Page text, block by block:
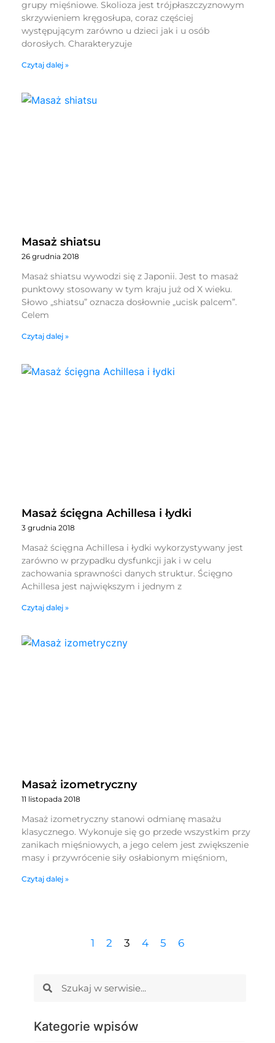
grupy mięśniowe. Skolioza jest trójpłaszczyznowym
skrzywieniem kręgosłupa, coraz częściej
występującym zarówno u dzieci jak i u osób
dorosłych. Charakteryzuje
Czytaj dalej »
Masaż shiatsu
26 grudnia 2018
Masaż shiatsu wywodzi się z Japonii. Jest to masaż
punktowy stosowany w tym kraju już od X wieku.
Słowo „shiatsu” oznacza dosłownie „ucisk palcem”.
Celem
Czytaj dalej »
Masaż ścięgna Achillesa i łydki
3 grudnia 2018
Masaż ścięgna Achillesa i łydki wykorzystywany jest
zarówno w przypadku dysfunkcji jak i w celu
zachowania sprawności danych struktur. Ścięgno
Achillesa jest największym i jednym z
Czytaj dalej »
Masaż izometryczny
11 listopada 2018
Masaż izometryczny stanowi odmianę masażu
klasycznego. Wykonuje się go przede wszystkim przy
zanikach mięśniowych, a jego celem jest zwiększenie
masy i przywrócenie siły osłabionym mięśniom,
Czytaj dalej »
1 2 3 4 5 6
Kategorie wpisów